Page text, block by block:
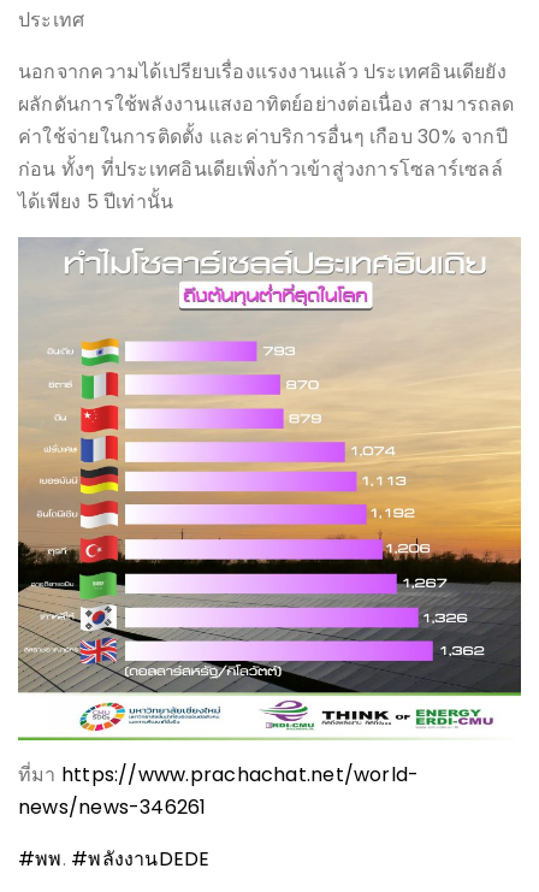
ประเทศ
นอกจากความได้เปรียบเรื่องแรงงานแล้ว ประเทศอินเดียยัง
ผลักดันการใช้พลังงานแสงอาทิตย์อย่างต่อเนื่อง สามารถลด
ค่าใช้จ่ายในการติดตั้ง และค่าบริการอื่นๆ เกือบ 30% จากปี
ก่อน ทั้งๆ ที่ประเทศอินเดียเพิ่งก้าวเข้าสู่วงการโซลาร์เซลล์
ได้เพียง 5 ปีเท่านั้น
ที่มา https://www.prachachat.net/world-
news/news-346261
#พพ. #พลังงานDEDE